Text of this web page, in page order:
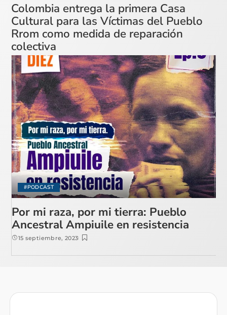
Colombia entrega la primera Casa
Cultural para las Víctimas del Pueblo
Rrom como medida de reparación
colectiva
#PODCAST
Por mi raza, por mi tierra: Pueblo
Ancestral Ampiuile en resistencia
15 septiembre, 2023